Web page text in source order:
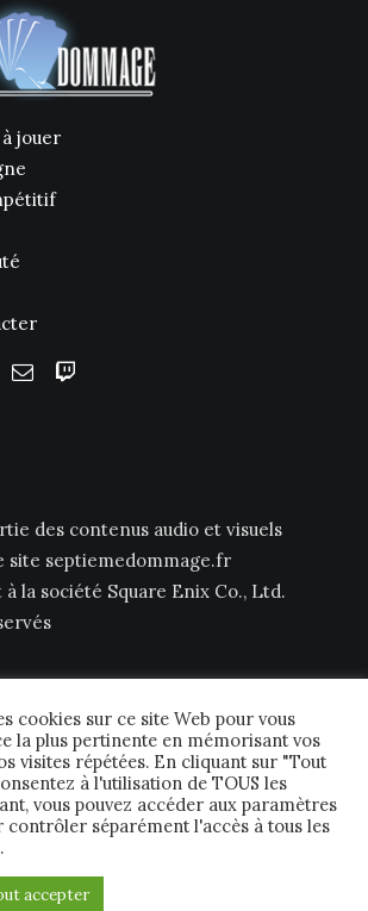
jouer
des contenus audio et visuels
site septiemedommage.fr
la société Square Enix Co., Ltd.
Dommage FFTCG. | Tous droits réservés.
cookies sur ce site Web pour vous
la plus pertinente en mémorisant vos
visites répétées. En cliquant sur "Tout
à l'utilisation de TOUS les
vous pouvez accéder aux paramètres
contrôler séparément l'accès à tous les
accepter